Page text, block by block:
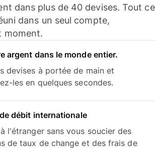
dans plus de 40 devises. Tout ce
dans un seul compte,
moment.
argent dans le monde entier.
devises à portée de main et
les en quelques secondes.
débit internationale
l'étranger sans vous soucier des
de taux de change et des frais de